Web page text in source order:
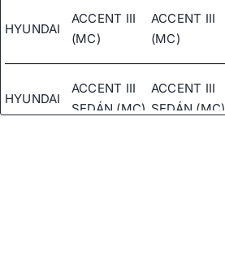
HYUNDAI
ACCENT III
(MC)
ACCENT III
(MC)
HYUNDAI
ACCENT III
SEDÁN (MC)
ACCENT III
SEDÁN (MC)